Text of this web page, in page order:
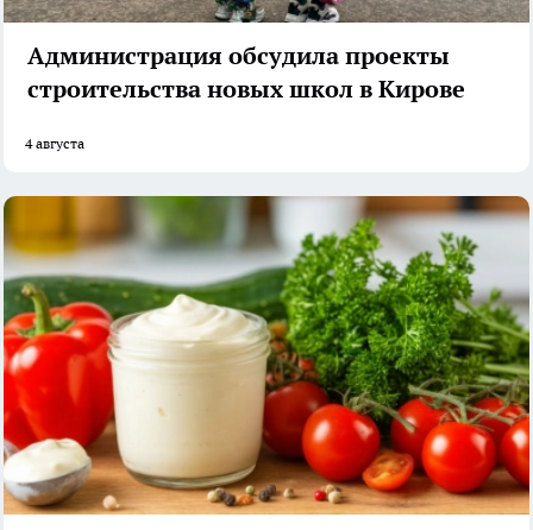
Администрация обсудила проекты
строительства новых школ в Кирове
4 августа